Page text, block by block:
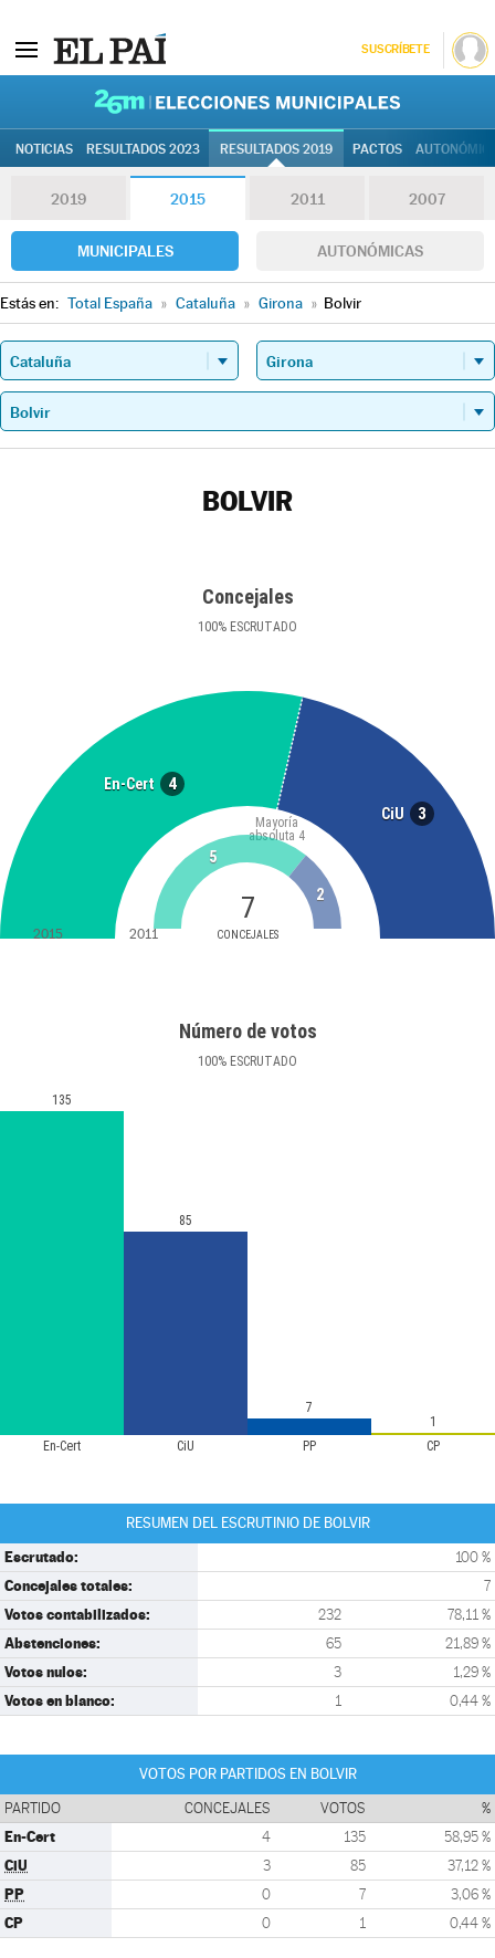
SUSCRÍBETE
NOTICIAS RESULTADOS 2023 RESULTADOS 2019 PACTOS
2019 2015 2011 2007
MUNICIPALES AUTONÓMICAS
Estás en: Total España » Cataluña » Girona » Bolvir
BOLVIR
Concejales
100% ESCRUTADO
En-Cert 4
CiU 3
7
CONCEJALES
Mayoría
absoluta 4
5
2
2015 2011
Número de votos
100% ESCRUTADO
En-Cert CiU PP CP
135
85
7
1
RESUMEN DEL ESCRUTINIO DE BOLVIR
Escrutado: 100 %
Concejales totales: 7
Votos contabilizados: 232 78,11 %
Abstenciones: 65 21,89 %
Votos nulos: 3 1,29 %
Votos en blanco: 1 0,44 %
VOTOS POR PARTIDOS EN BOLVIR
PARTIDO CONCEJALES VOTOS %
En-Cert 4 135 58,95 %
CiU 3 85 37,12 %
PP 0 7 3,06 %
CP 0 1 0,44 %